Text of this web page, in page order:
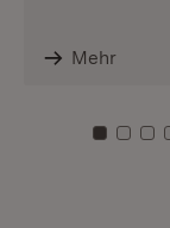
Mehr
ZuZu